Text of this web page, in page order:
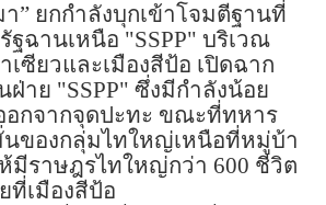
” ยกกำลังบุกเข้าโจมตีฐานที่
ฉานเหนือ "SSPP" บริเวณ
เซียวและเมืองสีป้อ เปิดฉาก
ฝ่าย "SSPP" ซึ่งมีกำลังน้อย
อกจากจุดปะทะ ขณะที่ทหาร
ของกลุ่มไทใหญ่เหนือที่หมู่บ้า
มีราษฎรไทใหญ่กว่า 600 ชีวิต
ที่เมืองสีป้อ